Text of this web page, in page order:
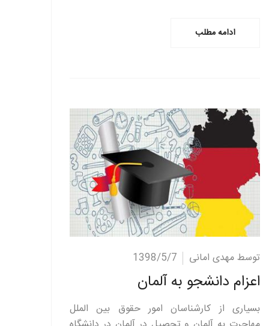
ادامه مطلب
توسط مهدی امانی 1398/5/7
اعزام دانشجو به آلمان
بسیاری از کارشناسان امور حقوق بین الملل